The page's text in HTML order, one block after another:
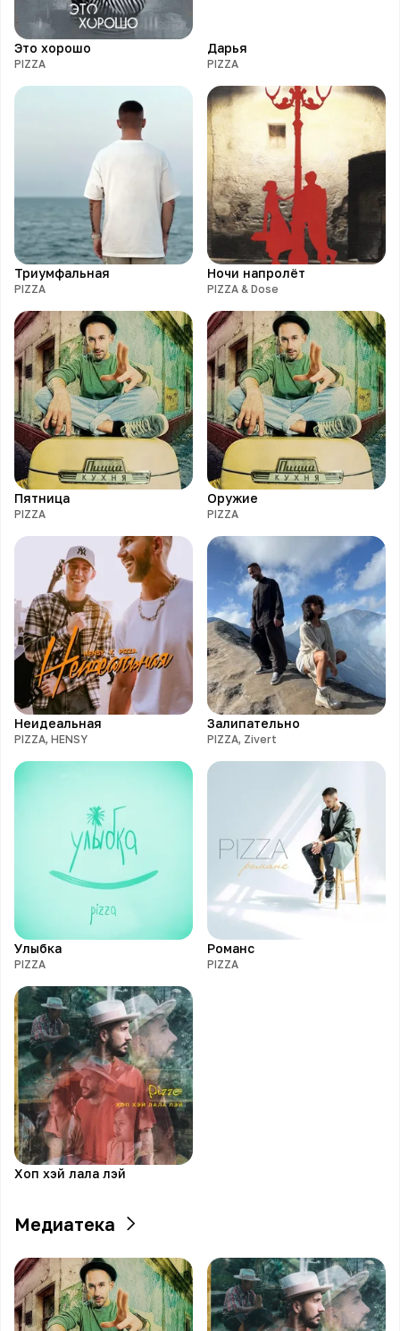
Это хорошо
PIZZA
Дарья
PIZZA
Триумфальная
PIZZA
Ночи напролёт
PIZZA & Dose
Пятница
PIZZA
Оружие
PIZZA
Неидеальная
PIZZA, HENSY
Залипательно
PIZZA, Zivert
Улыбка
PIZZA
Романс
PIZZA
Хоп хэй лала лэй
Медиатека